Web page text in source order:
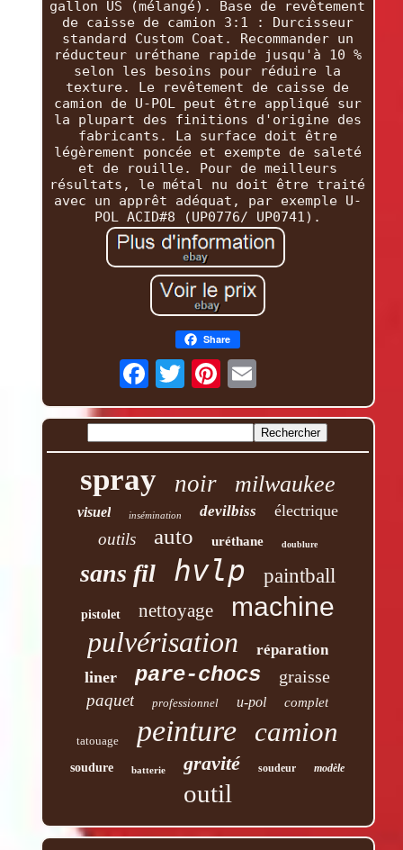
gallon US (mélangé). Base de revêtement
de caisse de camion 3:1 : Durcisseur
standard Custom Coat. Recommander un
réducteur uréthane rapide jusqu'à 10 %
selon les besoins pour réduire la
texture. Le revêtement de caisse de
camion de U-POL peut être appliqué sur
la plupart des finitions d'origine des
fabricants. La surface doit être
légèrement poncée et exempte de saleté
et de rouille. Pour de meilleurs
résultats, le métal nu doit être traité
avec un apprêt adéquat, par exemple U-
POL ACID#8 (UP0776/ UP0741).
Share
spray noir milwaukee
visuel insémination devilbiss électrique
outils auto uréthane doublure
sans fil hvlp paintball
pistolet nettoyage machine
pulvérisation réparation
liner pare-chocs graisse
paquet professionnel u-pol complet
tatouage peinture camion
soudure batterie gravité soudeur modèle
outil